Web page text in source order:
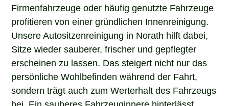
Firmenfahrzeuge oder häufig genutzte Fahrzeuge
profitieren von einer gründlichen Innenreinigung.
Unsere Autositzenreinigung in Norath hilft dabei,
Sitze wieder sauberer, frischer und gepflegter
erscheinen zu lassen. Das steigert nicht nur das
persönliche Wohlbefinden während der Fahrt,
sondern trägt auch zum Werterhalt des Fahrzeugs